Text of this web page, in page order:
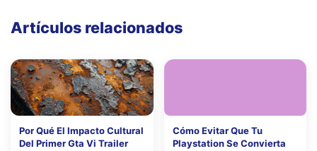
Artículos relacionados
Por Qué El Impacto Cultural
Del Primer Gta Vi Trailer
Cómo Evitar Que Tu
Playstation Se Convierta